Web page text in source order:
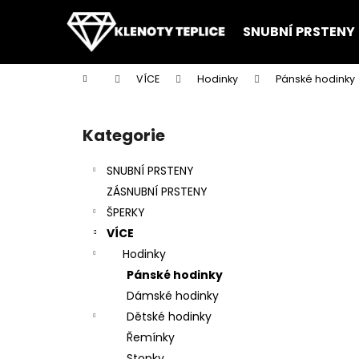
SNUBNÍ PRSTENY
Domů VÍCE Hodinky Pánské hodinky
Přeskočit
kategorie
Kategorie
SNUBNÍ PRSTENY
ZÁSNUBNÍ PRSTENY
ŠPERKY
VÍCE
Hodinky
Pánské hodinky
Dámské hodinky
Dětské hodinky
Řemínky
í
Zpět
do
Zpět
do